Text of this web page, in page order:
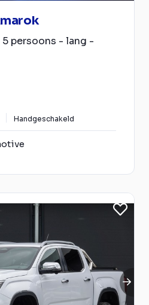
persoons - lang -
Handgeschakeld